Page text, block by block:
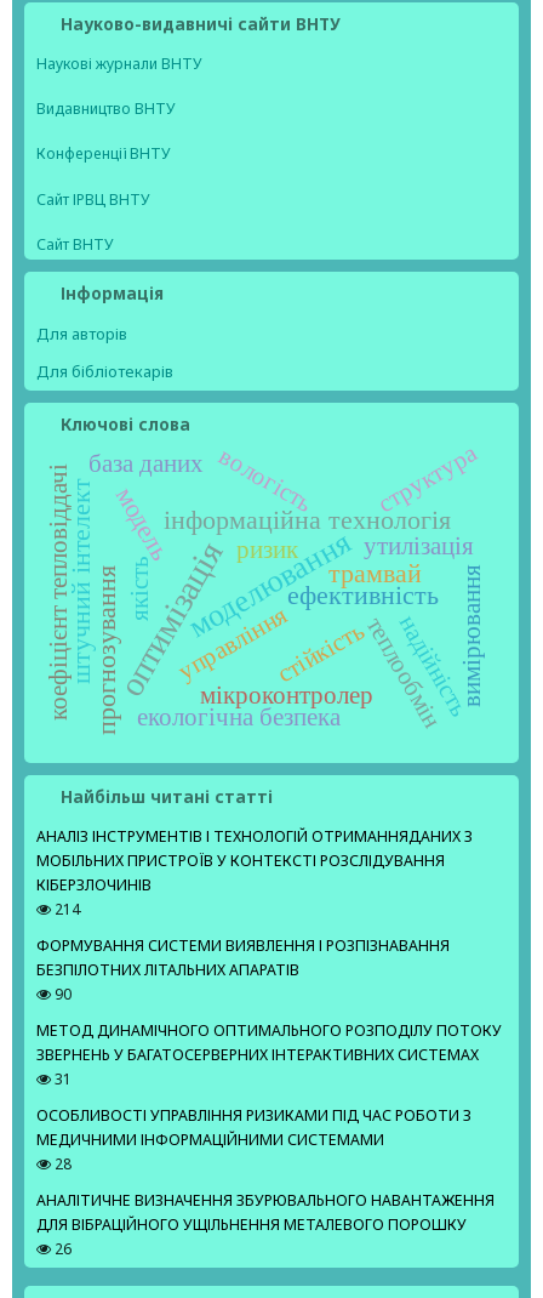
Науково-видавничі сайти ВНТУ
Наукові журнали ВНТУ
Видавництво ВНТУ
Конференції ВНТУ
Сайт ІРВЦ ВНТУ
Сайт ВНТУ
Інформація
Для авторів
Для бібліотекарів
Ключові слова
оптимізаціямоделювання
інформаційна технологія
ефективність
модель
прогнозування
штучний інтелект трамвай
вологість
ризик
управління теплообмін
структура
стійкість
мікроконтролер
якість
екологічна безпека
коефіцієнт тепловіддачі
база даних
надійністьвимірювання
утилізація
Найбільш читані статті
АНАЛІЗ ІНСТРУМЕНТІВ І ТЕХНОЛОГІЙ ОТРИМАННЯДАНИХ З
МОБІЛЬНИХ ПРИСТРОЇВ У КОНТЕКСТІ РОЗСЛІДУВАННЯ
КІБЕРЗЛОЧИНІВ
214
ФОРМУВАННЯ СИСТЕМИ ВИЯВЛЕННЯ І РОЗПІЗНАВАННЯ
БЕЗПІЛОТНИХ ЛІТАЛЬНИХ АПАРАТІВ
90
МЕТОД ДИНАМІЧНОГО ОПТИМАЛЬНОГО РОЗПОДІЛУ ПОТОКУ
ЗВЕРНЕНЬ У БАГАТОСЕРВЕРНИХ ІНТЕРАКТИВНИХ СИСТЕМАХ
31
ОСОБЛИВОСТІ УПРАВЛІННЯ РИЗИКАМИ ПІД ЧАС РОБОТИ З
МЕДИЧНИМИ ІНФОРМАЦІЙНИМИ СИСТЕМАМИ
28
АНАЛІТИЧНЕ ВИЗНАЧЕННЯ ЗБУРЮВАЛЬНОГО НАВАНТАЖЕННЯ
ДЛЯ ВІБРАЦІЙНОГО УЩІЛЬНЕННЯ МЕТАЛЕВОГО ПОРОШКУ
26